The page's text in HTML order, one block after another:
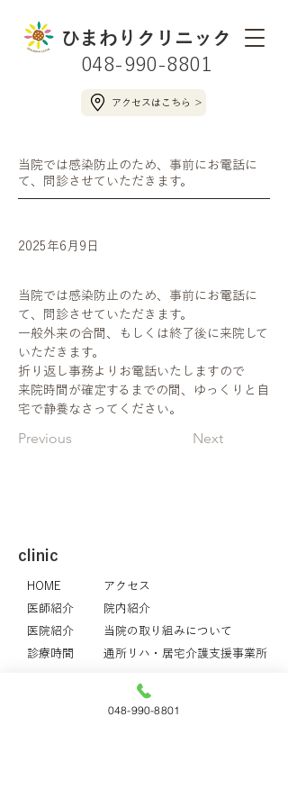
ひまわりクリニック
048-990-8801
アクセスはこちら ＞
当院では感染防止のため、事前にお電話に
て、問診させていただきます。
2025年6月9日
当院では感染防止のため、事前にお電話に
て、問診させていただきます。
一般外来の合間、もしくは終了後に来院して
いただきます。
折り返し事務よりお電話いたしますので
来院時間が確定するまでの間、ゆっくりと自
宅で静養なさってください。
Previous Next
​clinic
HOME
医師紹介
医院紹介
診療時間
アクセス
院内紹介
当院の取り組みについて
通所リハ・居宅介護支援事業所
048-990-8801